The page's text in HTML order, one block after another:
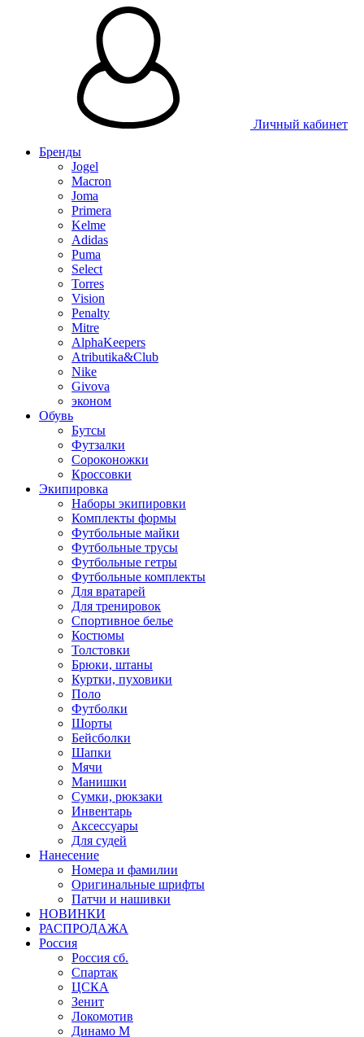
Личный кабинет
Бренды
Jogel
Macron
Joma
Primera
Kelme
Adidas
Puma
Select
Torres
Vision
Penalty
Mitre
AlphaKeepers
Atributika&Club
Nike
Givova
эконом
Обувь
Бутсы
Футзалки
Сороконожки
Кроссовки
Экипировка
Наборы экипировки
Комплекты формы
Футбольные майки
Футбольные трусы
Футбольные гетры
Футбольные комплекты
Для вратарей
Для тренировок
Спортивное белье
Костюмы
Толстовки
Брюки, штаны
Куртки, пуховики
Поло
Футболки
Шорты
Бейсболки
Шапки
Мячи
Манишки
Сумки, рюкзаки
Инвентарь
Аксессуары
Для судей
Нанесение
Номера и фамилии
Оригинальные шрифты
Патчи и нашивки
НОВИНКИ
РАСПРОДАЖА
Россия
Россия сб.
Спартак
ЦСКА
Зенит
Локомотив
Динамо М